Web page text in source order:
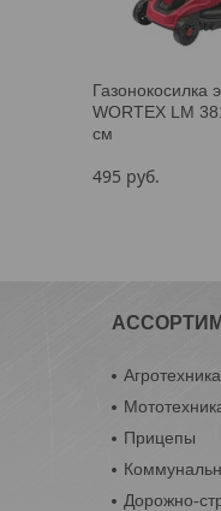
Газонокосилка
WORTEX LM
см
495 руб.
Агротехника
Прицепы
Дорожно-